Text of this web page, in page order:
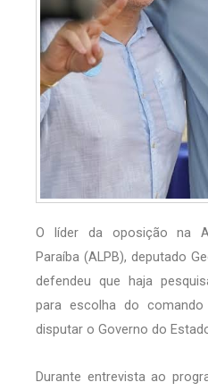
O líder da oposição na
Paraíba (ALPB), deputado
defendeu que haja
para escolha do
disputar o Governo do
Durante entrevista ao